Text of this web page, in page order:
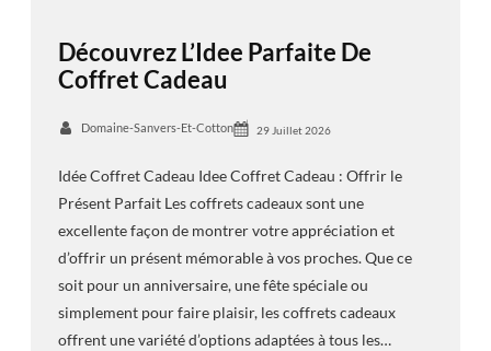
Découvrez L’Idee Parfaite De
Coffret Cadeau
Domaine-Sanvers-Et-Cotton 29 Juillet 2026
Idée Coffret Cadeau Idee Coffret Cadeau : Offrir le
Présent Parfait Les coffrets cadeaux sont une
excellente façon de montrer votre appréciation et
d’offrir un présent mémorable à vos proches. Que ce
soit pour un anniversaire, une fête spéciale ou
simplement pour faire plaisir, les coffrets cadeaux
offrent une variété d’options adaptées à tous les…